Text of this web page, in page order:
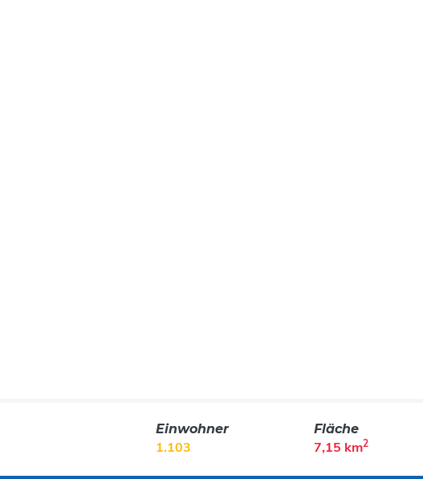
Einwohner
1.103
Fläche
7,15 km2